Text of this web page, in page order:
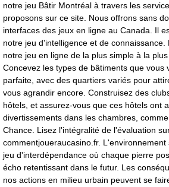
notre jeu Bâtir Montréal à travers les
proposons sur ce site. Nous offrons sans
interfaces des jeux en ligne au Canada. Il
notre jeu d'intelligence et de connaissance.
notre jeu en ligne de la plus simple à la
Concevez les types de bâtiments que vous
parfaite, avec des quartiers variés pour
vous agrandir encore. Construisez des
hôtels, et assurez-vous que ces hôtels ont
divertissements dans les chambres,
Chance. Lisez l'intégralité de l'évaluation
commentjoueraucasino.fr. L'environnement
jeu d'interdépendance où chaque pierre
écho retentissant dans le futur. Les
nos actions en milieu urbain peuvent se